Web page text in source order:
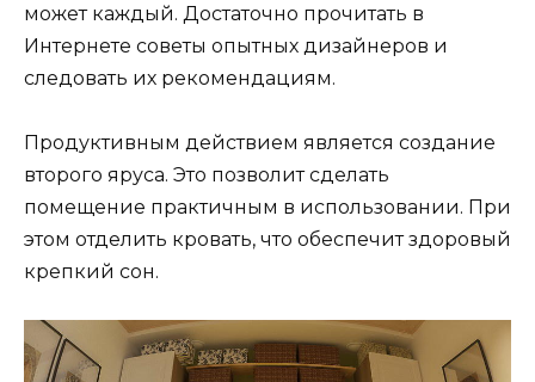
может каждый. Достаточно прочитать в
Интернете советы опытных дизайнеров и
следовать их рекомендациям.
Продуктивным действием является создание
второго яруса. Это позволит сделать
помещение практичным в использовании. При
этом отделить кровать, что обеспечит здоровый
крепкий сон.